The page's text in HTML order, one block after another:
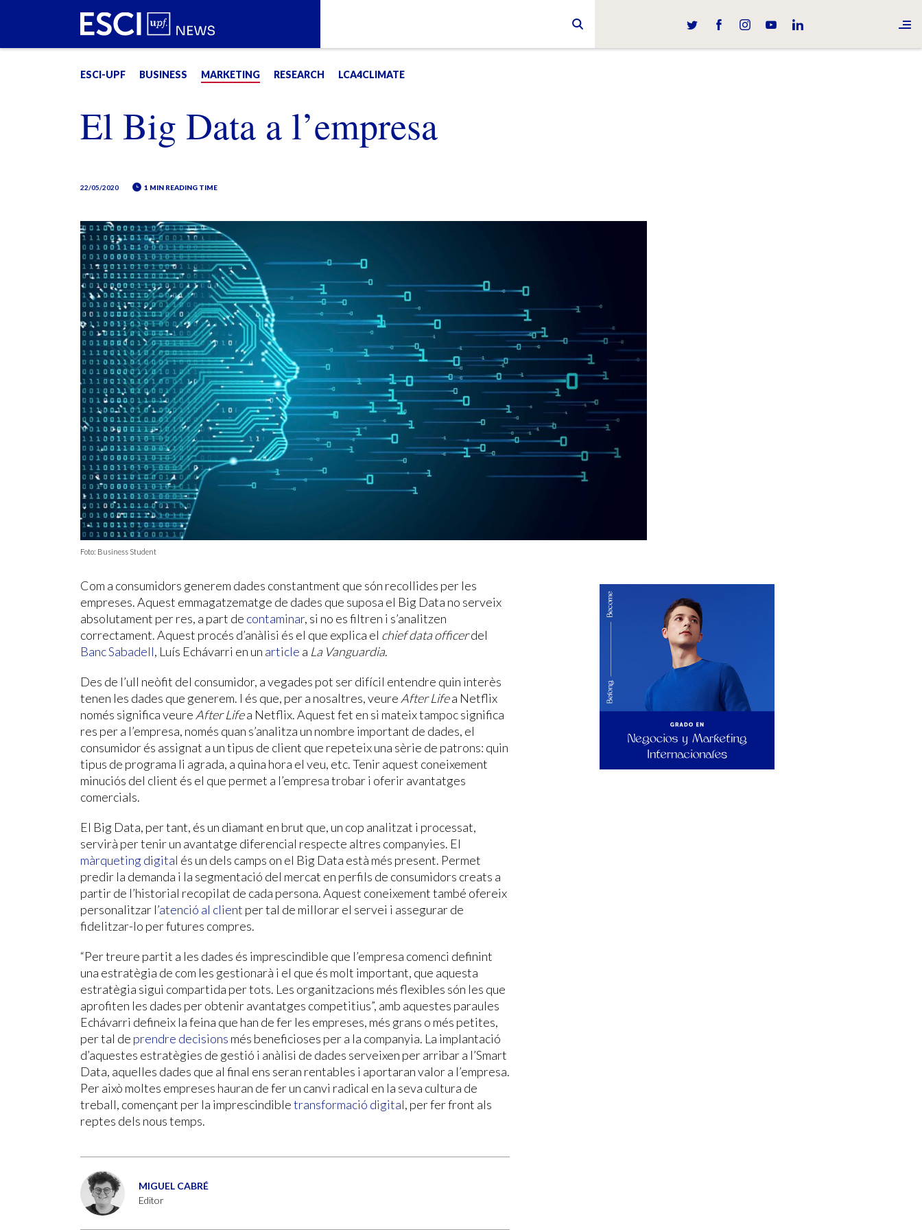
ESCI-UPF BUSINESS MARKETING RESEARCH LCA4CLIMATE
El Big Data a l’empresa
22/05/2020 1 MIN READING TIME
Foto: Business Student
Com a consumidors generem dades constantment que són recollides per les
empreses. Aquest emmagatzematge de dades que suposa el Big Data no serveix
absolutament per res, a part de contaminar, si no es filtren i s’analitzen
correctament. Aquest procés d’anàlisi és el que explica el chief data officerdel
Banc Sabadell, Luís Echávarri en un article a La Vanguardia.
Des de l’ull neòfit del consumidor, a vegades pot ser difícil entendre quin interès
tenen les dades que generem. I és que, per a nosaltres, veure After Lifea Netflix
només significa veure After Lifea Netflix. Aquest fet en si mateix tampoc significa
res per a l’empresa, només quan s’analitza un nombre important de dades, el
consumidor és assignat a un tipus de client que repeteix una sèrie de patrons: quin
tipus de programa li agrada, a quina hora el veu, etc. Tenir aquest coneixement
minuciós del client és el que permet a l’empresa trobar i oferir avantatges
comercials.
El Big Data, per tant, és un diamant en brut que, un cop analitzat i processat,
servirà per tenir un avantatge diferencial respecte altres companyies. El
màrqueting digital és un dels camps on el Big Data està més present. Permet
predir la demanda i la segmentació del mercat en perfils de consumidors creats a
partir de l’historial recopilat de cada persona. Aquest coneixement també ofereix
personalitzar l’atenció al client per tal de millorar el servei i assegurar de
fidelitzar-lo per futures compres.
“Per treure partit a les dades és imprescindible que l’empresa comenci definint
una estratègia de com les gestionarà i el que és molt important, que aquesta
estratègia sigui compartida per tots. Les organitzacions més flexibles són les que
aprofiten les dades per obtenir avantatges competitius”, amb aquestes paraules
Echávarri defineix la feina que han de fer les empreses, més grans o més petites,
per tal de prendre decisions més beneficioses per a la companyia. La implantació
d’aquestes estratègies de gestió i anàlisi de dades serveixen per arribar a l’Smart
Data, aquelles dades que al final ens seran rentables i aportaran valor a l’empresa.
Per això moltes empreses hauran de fer un canvi radical en la seva cultura de
treball, començant per la imprescindibletransformació digital, per fer front als
reptes dels nous temps.
MIGUEL CABRÉ
Editor